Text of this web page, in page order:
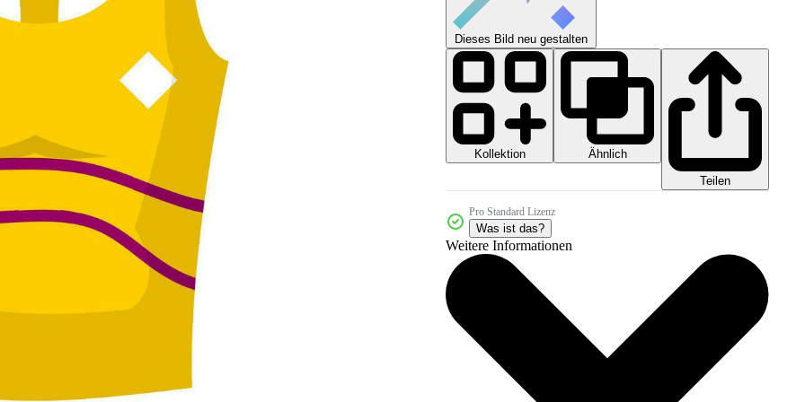
Dieses Bild neu gestalten
Kollektion
Ähnlich
Teilen
Pro Standard Lizenz
Was ist das?
Weitere Informationen